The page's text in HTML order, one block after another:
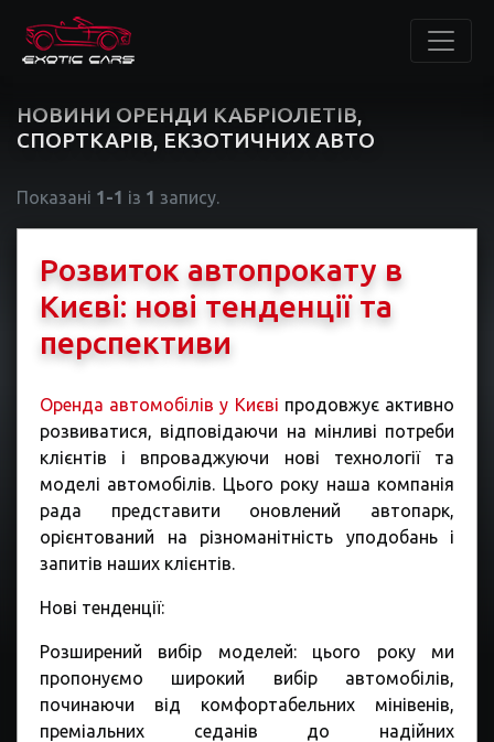
НОВИНИ ОРЕНДИ КАБРІОЛЕТІВ,
СПОРТКАРІВ, ЕКЗОТИЧНИХ АВТО
Показані 1-1 із 1 запису.
Розвиток автопрокату в
Києві: нові тенденції та
перспективи
Оренда автомобілів у Києві продовжує активно
розвиватися, відповідаючи на мінливі потреби
клієнтів і впроваджуючи нові технології та
моделі автомобілів. Цього року наша компанія
рада представити оновлений автопарк,
орієнтований на різноманітність уподобань і
запитів наших клієнтів.
Нові тенденції:
Розширений вибір моделей: цього року ми
пропонуємо широкий вибір автомобілів,
починаючи від комфортабельних мінівенів,
преміальних седанів до надійних